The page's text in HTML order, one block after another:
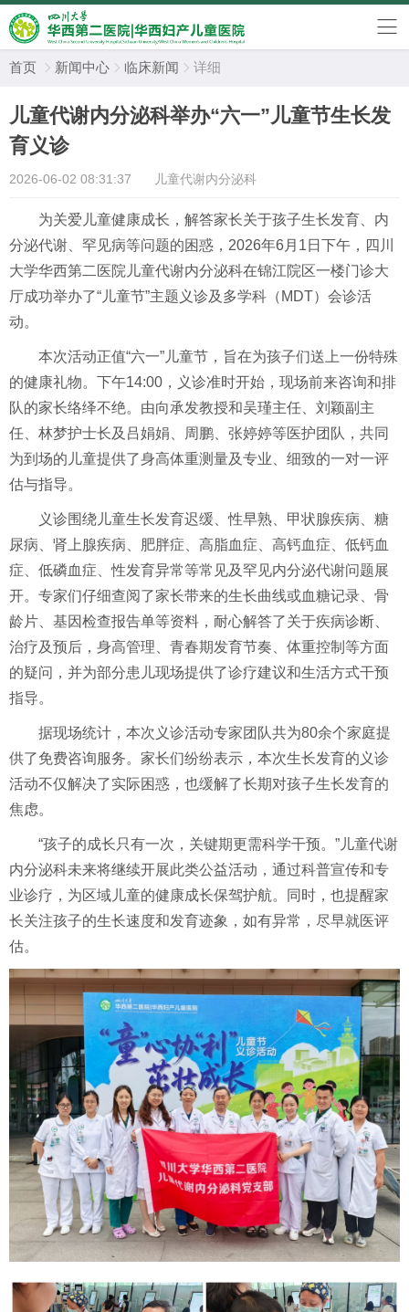
首页  新闻中心  临床新闻  详细
儿童代谢内分泌科举办“六一”儿童节生长发
育义诊
2026-06-02 08:31:37 儿童代谢内分泌科
为关爱儿童健康成长，解答家长关于孩子生长发育、内
分泌代谢 、罕见病等问题的困惑， 2026年6月1日下午，四川
大学华西第二医院 儿童代谢内分泌科在锦江院区一楼门诊大
厅成功举办了“儿童节”主题义诊及多学科（MDT）会诊活
动。
本次活动正值“六一”儿童节，旨在为孩子们送上一份特殊
的健康礼物。下午14:00，义诊准时开始，现场前来咨询和排
队的家长络绎不绝。由向承发教授和吴瑾主任 刘颖副主
任、 林梦护士长及 吕娟娟、周鹏、张婷婷等医护团队 ，共同
为到场的儿童提供了身高体重测量及专业、细致的一对一评
估与指导。
义诊围绕儿童生长发育迟缓、性早熟、甲状腺疾病、糖
尿病、肾上腺疾病、肥胖症
高脂血症、高钙血症、低钙血
症、低磷血症、性发育异常等常见及罕见内分泌代谢问题展
开。专家们仔细查阅了家长带来的生长曲线或血糖记录、骨
龄片、 基因检查报告单等资料，耐心解答了关于疾病诊断、
治疗及预后， 身高管理、青春期发育节奏、体重控制等方面
的疑问，并为部分患儿现场提供了诊疗建议和生活方式干预
指导。
据现场统计， 本次义诊活动专家团队共为80余个家庭提
供了免费咨询服务。家长们纷纷表示， 本次生长发育的义诊
活动不仅解决了实际困惑，也缓解了长期对孩子生长发育的
焦虑。
“孩子的成长只有一次，关键期更需科学干预。” 儿童代谢
内分泌科未来将继续开展此类公益活动，通过科普宣传和专
业诊疗，为区域儿童的健康成长保驾护航。同时，也提醒家
长关注孩子的生长速度和发育迹象，如有异常，尽早就医评
估。